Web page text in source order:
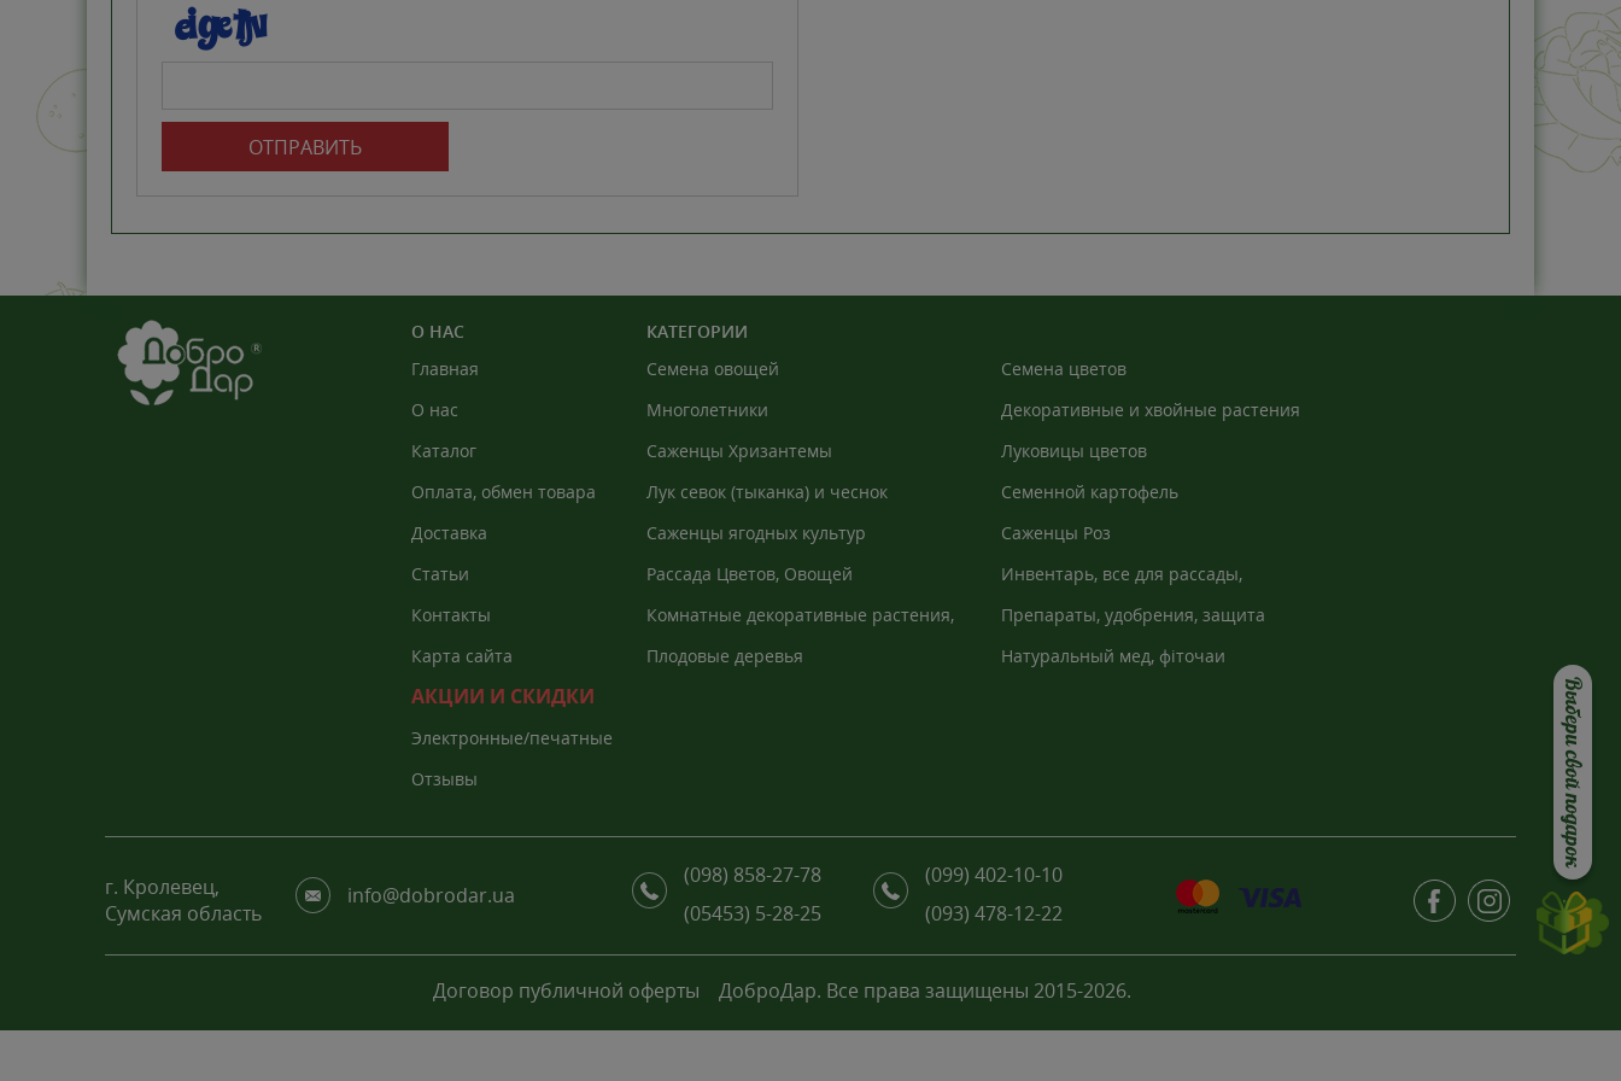
Выбери свой подарок
ОТПРАВИТЬ
О НАС
Главная
О нас
Каталог
Оплата, обмен товара
Доставка
Статьи
Контакты
Карта сайта
АКЦИИ И СКИДКИ
Электронные/печатные
Отзывы
КАТЕГОРИИ
Семена овощей
Семена цветов
Многолетники
Декоративные и хвойные растения
Саженцы Хризантемы
Луковицы цветов
Лук севок (тыканка) и чеснок
Семенной картофель
Саженцы ягодных культур
Саженцы Роз
Рассада Цветов, Овощей
Инвентарь, все для рассады,
Комнатные декоративные растения,
Препараты, удобрения, защита
Плодовые деревья Натуральный мед, фіточаи
г. Кролевец,
Сумская область
info@dobrodar.ua
(098) 858-27-78
(099) 402-10-10
(05453) 5-28-25
(093) 478-12-22
Договор публичной оферты ДоброДар. Все права защищены 2015-2026.